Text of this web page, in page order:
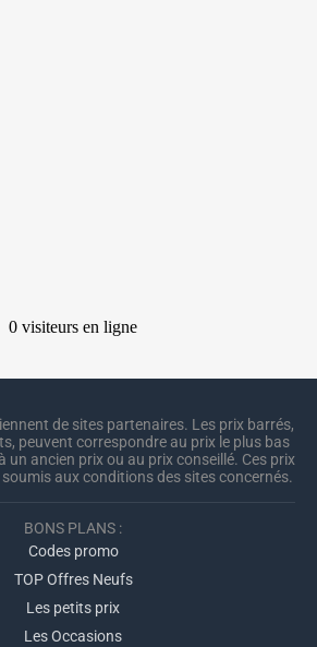
de sites partenaires. Les prix barrés,
peuvent correspondre au prix le plus bas
un ancien prix ou au prix conseillé. Ces prix
aux conditions des sites concernés.
BONS PLANS :
Codes promo
TOP Offres Neufs
Les petits prix
Les Occasions